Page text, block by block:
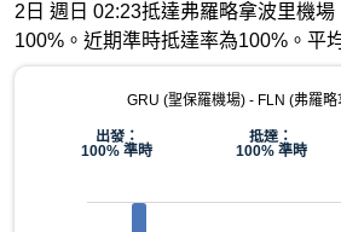
2日 週日 02:23抵達弗羅略拿波里機
100%。近期準時抵達率為100%。平
GRU (聖保羅機場) - FLN (弗羅
出發：
100% 準時
抵達：
100% 準時